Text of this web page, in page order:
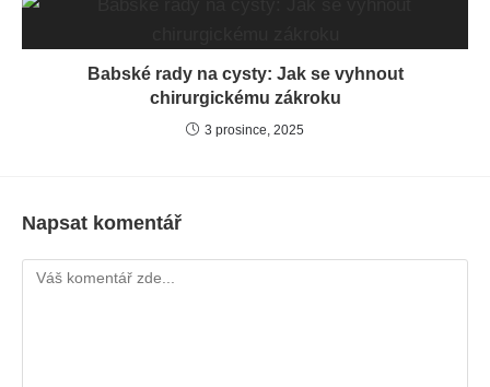
Babské rady na cysty: Jak se vyhnout
chirurgickému zákroku
3 prosince, 2025
Napsat komentář